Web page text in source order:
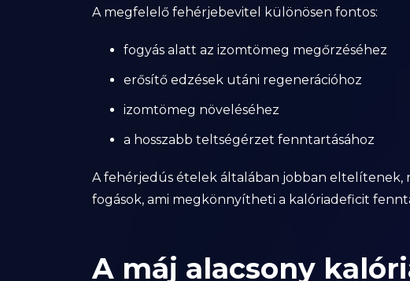
A megfelelő fehérjebevitel különösen fontos:
fogyás alatt az izomtömeg megőrzéséhez
erősítő edzések utáni regenerációhoz
izomtömeg növeléséhez
a hosszabb teltségérzet fenntartásához
A fehérjedús ételek általában jobban
fogások, ami megkönnyítheti a kalóriadeficit
A máj alacsony